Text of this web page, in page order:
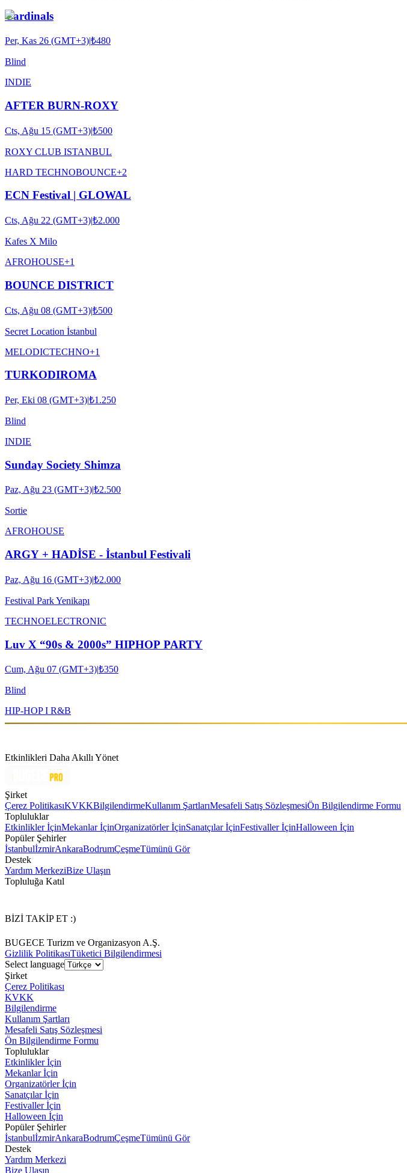
Cardinals
Per, Kas 26 (GMT+3)|₺480
Blind
INDIE
AFTER BURN-ROXY
Cts, Ağu 15 (GMT+3)|₺500
ROXY CLUB ISTANBUL
HARD TECHNOBOUNCE+2
ECN Festival | GLOWAL
Cts, Ağu 22 (GMT+3)|₺2.000
Kafes X Milo
AFROHOUSE+1
BOUNCE DISTRICT
Cts, Ağu 08 (GMT+3)|₺500
Secret Location İstanbul
MELODICTECHNO+1
TURKODIROMA
Per, Eki 08 (GMT+3)|₺1.250
Blind
INDIE
Sunday Society Shimza
Paz, Ağu 23 (GMT+3)|₺2.500
Sortie
AFROHOUSE
ARGY + HADİSE - İstanbul Festivali
Paz, Ağu 16 (GMT+3)|₺2.000
Festival Park Yenikapı
TECHNOELECTRONIC
Luv X “90s & 2000s” HIPHOP PARTY
Cum, Ağu 07 (GMT+3)|₺350
Blind
HIP-HOP I R&B
Etkinlikleri Daha Akıllı Yönet
Şirket
Çerez PolitikasıKVKKBilgilendirmeKullanım ŞartlarıMesafeli Satış SözleşmesiÖn Bilgilendirme Formu
Topluluklar
Etkinlikler İçinMekanlar İçinOrganizatörler İçinSanatçılar İçinFestivaller İçinHalloween İçin
Popüler Şehirler
İstanbulİzmirAnkaraBodrumÇeşmeTümünü Gör
Destek
Yardım MerkeziBize Ulaşın
Topluluğa Katıl
BİZİ TAKİP ET :)
BUGECE Turizm ve Organizasyon A.Ş.
Gizlilik PolitikasıTüketici Bilgilendirmesi
Select language
Şirket
Çerez Politikası
KVKK
Bilgilendirme
Kullanım Şartları
Mesafeli Satış Sözleşmesi
Ön Bilgilendirme Formu
Topluluklar
Etkinlikler İçin
Mekanlar İçin
Organizatörler İçin
Sanatçılar İçin
Festivaller İçin
Halloween İçin
Popüler Şehirler
İstanbulİzmirAnkaraBodrumÇeşmeTümünü Gör
Destek
Yardım Merkezi
Bize Ulaşın